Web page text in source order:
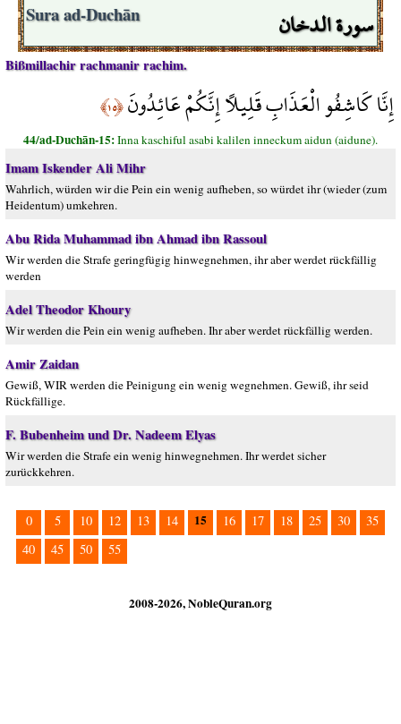
سورة الدخان Sura ad-Duchān
Bißmillachir rachmanir rachim.
إِنَّا كَاشِفُو الْعَذَابِ قَلِيلًا إِنَّكُمْ عَائِدُونَ﴿١٥﴾
44/ad-Duchān-15:Inna kaschiful asabi kalilen inneckum aidun (aidune).
Imam Iskender Ali Mihr
Wahrlich, würden wir die Pein ein wenig aufheben, so würdet ihr (wieder (zum
Heidentum) umkehren.
Abu Rida Muhammad ibn Ahmad ibn Rassoul
Wir werden die Strafe geringfügig hinwegnehmen, ihr aber werdet rückfällig
werden
Adel Theodor Khoury
Wir werden die Pein ein wenig aufheben. Ihr aber werdet rückfällig werden.
Amir Zaidan
Gewiß, WIR werden die Peinigung ein wenig wegnehmen. Gewiß, ihr seid
Rückfällige.
F. Bubenheim und Dr. Nadeem Elyas
Wir werden die Strafe ein wenig hinwegnehmen. Ihr werdet sicher
zurückkehren.
0 5 10 12 13 14 15 16 17 18 25 30
35
40
45 50 55
2008-2026, NobleQuran.org